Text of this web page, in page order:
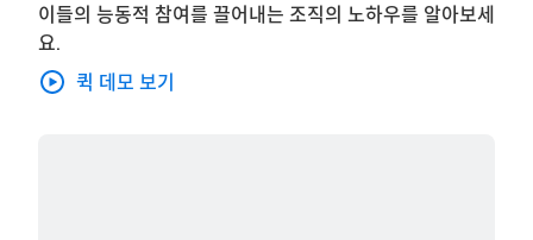
이들의 능동적 참여를 끌어내는 조직의 노하우를 알아보세
요.
퀵 데모 보기